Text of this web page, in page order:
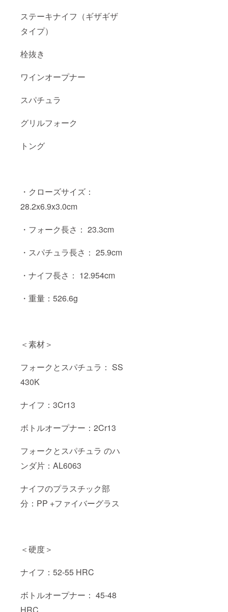
ステーキナイフ（ギザギザ
タイプ）
栓抜き
ワインオープナー
スパチュラ
グリルフォーク
トング
・クローズサイズ：
28.2x6.9x3.0cm
・フォーク長さ： 23.3cm
・スパチュラ長さ： 25.9cm
・ナイフ長さ： 12.954cm
・重量：526.6g
＜素材＞
フォークとスパチュラ： SS
430K
ナイフ：3Cr13
ボトルオープナー：2Cr13
フォークとスパチュラ のハ
ンダ片：AL6063
ナイフのプラスチック部
分：PP +ファイバーグラス
＜硬度＞
ナイフ：52-55 HRC
ボトルオープナー： 45-48